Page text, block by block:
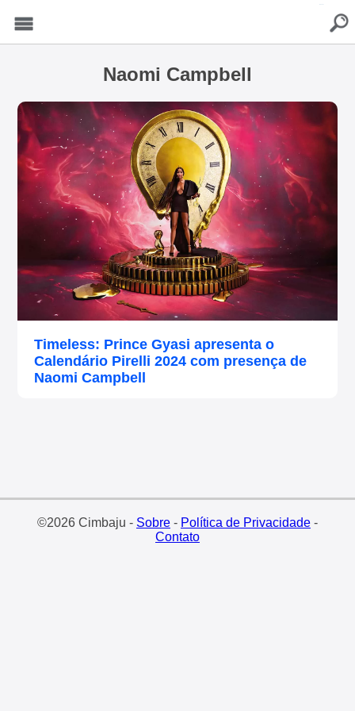
Naomi Campbell
Timeless: Prince Gyasi apresenta o
Calendário Pirelli 2024 com presença de
Naomi Campbell
©2026 Cimbaju - Sobre- Política de Privacidade-
Contato